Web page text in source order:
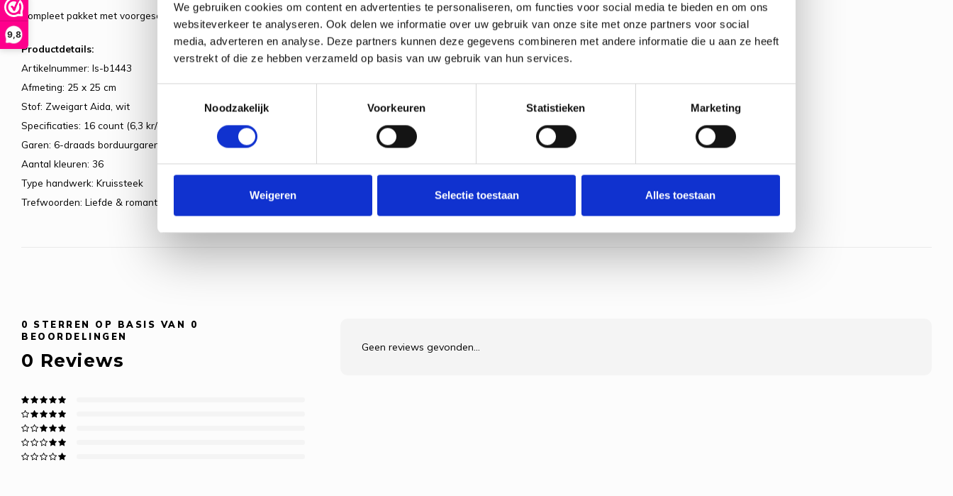
We gebruiken cookies om content en advertenties te personaliseren, om functies voor social media te bieden en om ons
websiteverkeer te analyseren. Ook delen we informatie over uw gebruik van onze site met onze partners voor social
media, adverteren en analyse. Deze partners kunnen deze gegevens combineren met andere informatie die u aan ze heeft
verstrekt of die ze hebben verzameld op basis van uw gebruik van hun services.
Noodzakelijk
Voorkeuren Statistieken Marketing
Weigeren Selectie toestaan Alles toestaan
9,8
Compleet pakket met voorgesorteerde borduurgarens. Inclusief de benodigde borduurstof, garens, patroon, naald en beschrijving.
Productdetails:
Artikelnummer: ls-b1443
Afmeting: 25 x 25 cm
Stof: Zweigart Aida, wit
Specificaties: 16 count (6,3 kr/cm)
Garen: 6-draads borduurgaren
Aantal kleuren: 36
Type handwerk: Kruissteek
Trefwoorden: Liefde & romantiek
0 STERREN OP BASIS VAN 0
BEOORDELINGEN
0 Reviews
Geen reviews gevonden...